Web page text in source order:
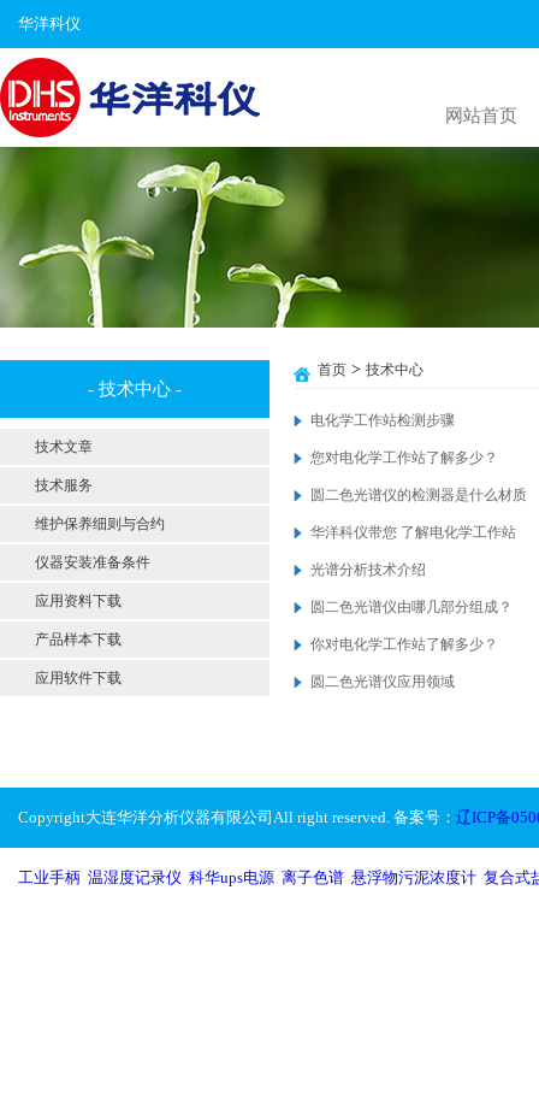
华洋科仪
网站首页
- 技术中心 -
技术文章
技术服务
维护保养细则与合约
仪器安装准备条件
应用资料下载
产品样本下载
应用软件下载
首页 > 技术中心
电化学工作站检测步骤
您对电化学工作站了解多少？
圆二色光谱仪的检测器是什么材质
华洋科仪带您 了解电化学工作站
光谱分析技术介绍
圆二色光谱仪由哪几部分组成？
你对电化学工作站了解多少？
圆二色光谱仪应用领域
Copyright大连华洋分析仪器有限公司All right reserved. 备案号： 辽ICP备
工业手柄 温湿度记录仪 科华ups电源 离子色谱 悬浮物污泥浓度计 复合式